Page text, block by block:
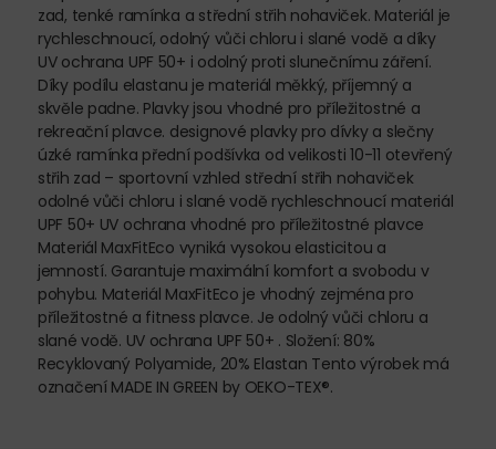
zad, tenké ramínka a střední střih nohaviček. Materiál je
rychleschnoucí, odolný vůči chloru i slané vodě a díky
UV ochrana UPF 50+ i odolný proti slunečnímu záření.
Díky podílu elastanu je materiál měkký, příjemný a
skvěle padne. Plavky jsou vhodné pro příležitostné a
rekreační plavce. designové plavky pro dívky a slečny
úzké ramínka přední podšívka od velikosti 10-11 otevřený
střih zad – sportovní vzhled střední střih nohaviček
odolné vůči chloru i slané vodě rychleschnoucí materiál
UPF 50+ UV ochrana vhodné pro příležitostné plavce
Materiál MaxFitEco vyniká vysokou elasticitou a
jemností. Garantuje maximální komfort a svobodu v
pohybu. Materiál MaxFitEco je vhodný zejména pro
příležitostné a fitness plavce. Je odolný vůči chloru a
slané vodě. UV ochrana UPF 50+ . Složení: 80%
Recyklovaný Polyamide, 20% Elastan Tento výrobek má
označení MADE IN GREEN by OEKO-TEX®.